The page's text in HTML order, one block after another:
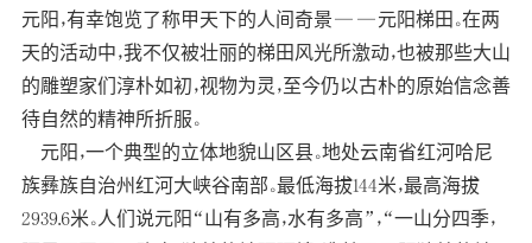
元阳，有幸饱览了称甲天下的人间奇景——元阳梯田。在两
天的活动中，我不仅被壮丽的梯田风光所激动，也被那些大山
的雕塑家们淳朴如初，视物为灵，至今仍以古朴的原始信念善
待自然的精神所折服。
元阳，一个典型的立体地貌山区县。地处云南省红河哈尼
族彝族自治州红河大峡谷南部。最低海拔144米，最高海拔
2939.6米。人们说元阳“山有多高，水有多高”，“一山分四季，